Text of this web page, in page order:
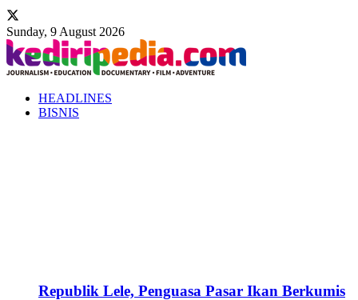
Sunday, 9 August 2026
HEADLINES
BISNIS
Republik Lele, Penguasa Pasar Ikan Berkumis